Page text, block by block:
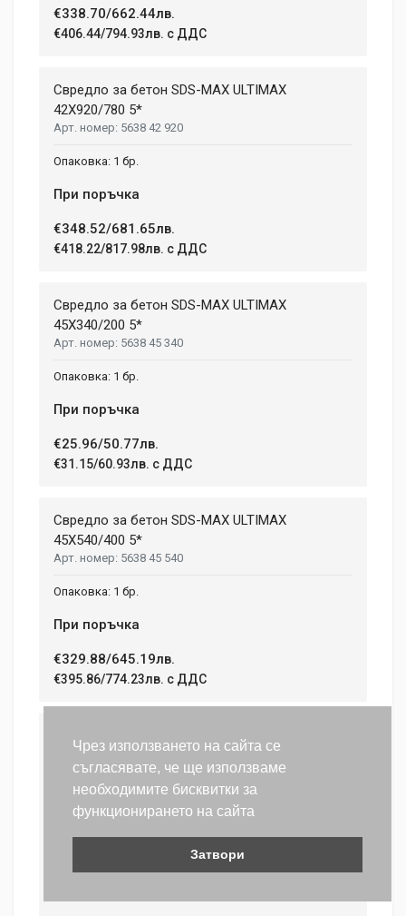
Чрез използването на сайта се
съгласявате, че ще използваме
необходимите бисквитки за
функционирането на сайта
Затвори
€338.70/662.44лв.
€406.44/794.93лв. с ДДС
Свредло за бетон SDS-MAX ULTIMAX
42X920/780 5*
5638 42 920
1 бр.
При поръчка
€348.52/681.65лв.
€418.22/817.98лв. с ДДС
Свредло за бетон SDS-MAX ULTIMAX
45X340/200 5*
5638 45 340
1 бр.
При поръчка
€25.96/50.77лв.
€31.15/60.93лв. с ДДС
Свредло за бетон SDS-MAX ULTIMAX
45X540/400 5*
5638 45 540
1 бр.
При поръчка
€329.88/645.19лв.
€395.86/774.23лв. с ДДС
45X690/550 5*
5638 45 690
1 бр.
При поръчка
€350.95/686.40лв.